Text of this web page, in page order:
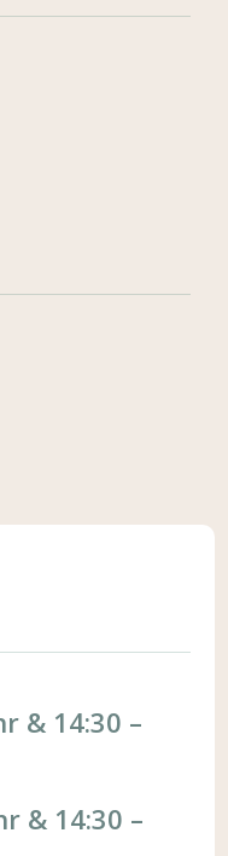
& 14:30 –
& 14:30 –